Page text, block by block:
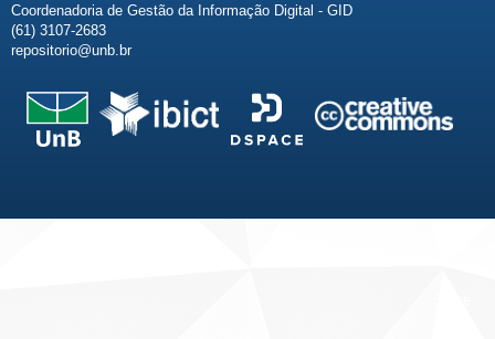
Coordenadoria de Gestão da Informação Digital - GID
(61) 3107-2683
repositorio@unb.br